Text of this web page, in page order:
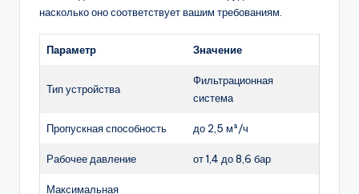
насколько оно соответствует вашим требованиям.
Параметр Значение
Тип устройства
Фильтрационная
система
Пропускная способность до 2,5 м³/ч
Рабочее давление от 1,4 до 8,6 бар
Максимальная